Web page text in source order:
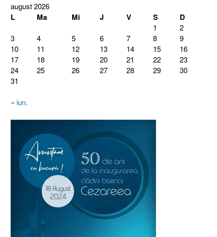
august 2026
L Ma Mi J V S D
1
2
3
4 5 6 7 8
9
10
11 12 13 14 15
16
17
18 19 20 21 22
23
24
25 26 27 28 29
30
31
« iun.